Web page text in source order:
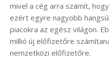
mivel a cég arra számít,
ezért egyre nagyobb
piacokra az egész világon.
millió új előfizetőre
nemzetközi előfizetőre.